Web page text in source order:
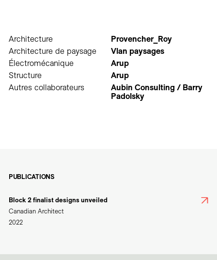
Architecture
Provencher_Roy
Architecture de paysage
Vlan paysages
Électromécanique
Arup
Structure
Arup
Autres collaborateurs
Aubin Consulting / Barry
Padolsky
PUBLICATIONS
Block 2 finalist designs unveiled
Canadian Architect
2022